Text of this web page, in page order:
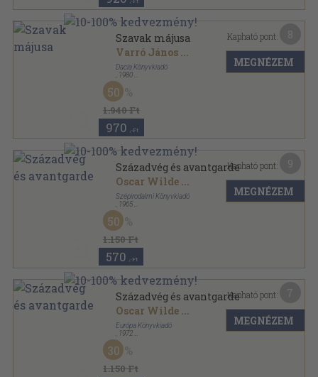
Szavak májusa
Varró János ...
Dacia Könyvkiadó
1980
Fűzött kemény papírkötés
1.940 Ft
50
970 ,-Ft
Kapható pont:
MEGNÉZEM
Századvég és avantgarde
Oscar Wilde ...
Szépirodalmi Könyvkiadó
1965
Fűzött papírkötés
Diákkönyvtár sorozat
1.150 Ft
50
570 ,-Ft
Kapható pont:
MEGNÉZEM
Századvég és avantgarde
Oscar Wilde ...
Európa Könyvkiadó
1972
Ragasztott papírkötés
Diákkönyvtár sorozat
1.150 Ft
30
Kapható pont:
MEGNÉZEM